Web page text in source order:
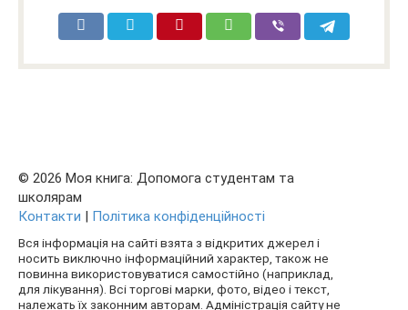
© 2026 Моя книга: Допомога студентам та
школярам
Контакти | Політика конфіденційності
Вся інформація на сайті взята з відкритих джерел і
носить виключно інформаційний характер, також не
повинна використовуватися самостійно (наприклад,
для лікування). Всі торгові марки, фото, відео і текст,
належать їх законним авторам. Адміністрація сайту не